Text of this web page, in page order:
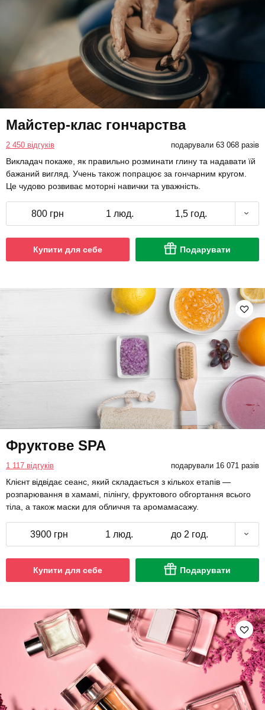
Майстер-клас гончарства
2 450 відгуків подарували 63 068 разів
Викладач покаже, як правильно розминати глину та надавати їй
бажаний вигляд. Учень також попрацює за гончарним кругом.
Це чудово розвиває моторні навички та уважність.
800 грн 1 люд. 1,5 год.
Купити для себе Подарувати
Фруктове SPA
1 117 відгуків подарували 16 071 разів
Клієнт відвідає сеанс, який складається з кількох етапів —
розпарювання в хамамі, пілінгу, фруктового обгортання всього
тіла, а також маски для обличчя та аромамасажу.
3900 грн 1 люд. до 2 год.
Купити для себе Подарувати